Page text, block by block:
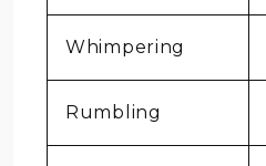
Whimpering
Rumbling